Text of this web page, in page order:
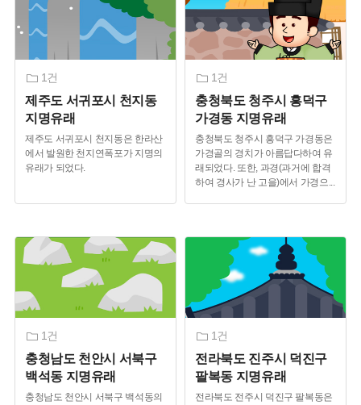
제주도 서귀포시 천지동
지명유래
제주도 서귀포시 천지동은 한라산
에서 발원한 천지연폭포가 지명의
유래가 되었다.
1건
충청북도 청주시 흥덕구
가경동 지명유래
충청북도 청주시 흥덕구 가경동은
가경골의 경치가 아름답다하여 유
래되었다. 또한, 과경(과거에 합격
하여 경사가 난 고을)에서 가경으...
1건
충청남도 천안시 서북구
백석동 지명유래
충청남도 천안시 서북구 백석동의
1건
전라북도 진주시 덕진구
팔복동 지명유래
전라북도 전주시 덕진구 팔복동은
1건